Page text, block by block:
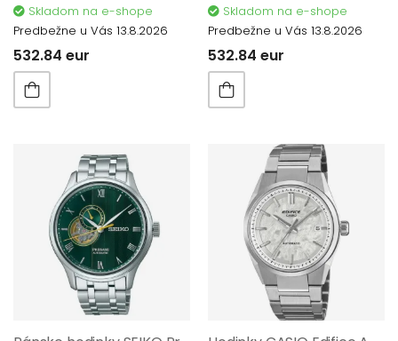
Skladom na e-shope
Predbežne u Vás 13.8.2026
532.84 eur
Skladom na e-shope
Predbežne u Vás 13.8.2026
532.84 eur